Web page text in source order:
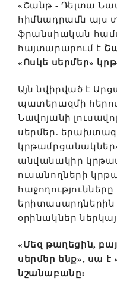
«Շանթ - Դելտա
հիմնադրամն այս
ֆրանսիական
հայտարարում է
«Ոսկե սերմեր»
Այն նվիրված է
պատերազմի
Նավոյանի
սերմեր.
անվանակիր
ուսանողների
երիտասարդներին
օրինակներ
«Մեզ թաղեցին,
սերմեր ենք», սա է
նշանաբանը։